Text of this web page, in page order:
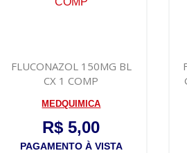
FLUCONAZOL 150MG BL
CX 1 COMP
MEDQUIMICA
R$ 5,00
PAGAMENTO À VISTA